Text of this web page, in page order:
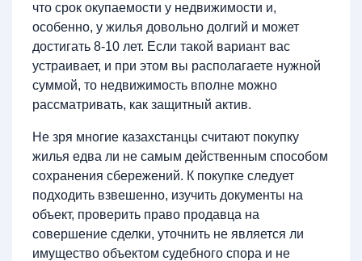
что срок окупаемости у недвижимости и,
особенно, у жилья довольно долгий и может
достигать 8-10 лет. Если такой вариант вас
устраивает, и при этом вы располагаете нужной
суммой, то недвижимость вполне можно
рассматривать, как защитный актив.
Не зря многие казахстанцы считают покупку
жилья едва ли не самым действенным способом
сохранения сбережений. К покупке следует
подходить взвешенно, изучить документы на
объект, проверить право продавца на
совершение сделки, уточнить не является ли
имущество объектом судебного спора и не